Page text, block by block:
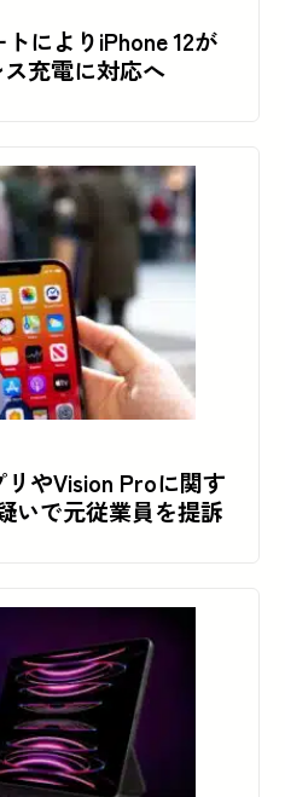
によりiPhone 12が
充電に対応へ
やVision Proに関す
いで元従業員を提訴